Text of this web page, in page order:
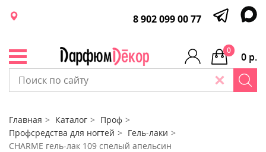
8 902 099 00 77
0 р.
0
Главная Каталог
Проф
Профсредства для ногтей
Гель-лаки
CHARME гель-лак 109 спелый апельсин